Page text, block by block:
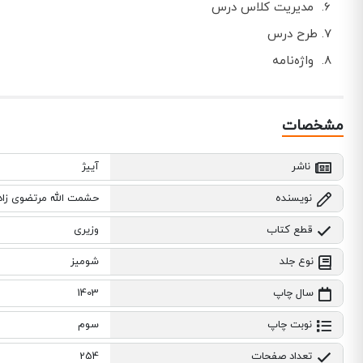
مدیریت كلاس درس
طرح درس
واژه‌نامه
مشخصات
ناشر آییژ
نویسنده حشمت الله مرتضوی
قطع کتاب وزیری
نوع جلد شومیز
سال چاپ 1403
نوبت چاپ سوم
تعداد صفحات 254